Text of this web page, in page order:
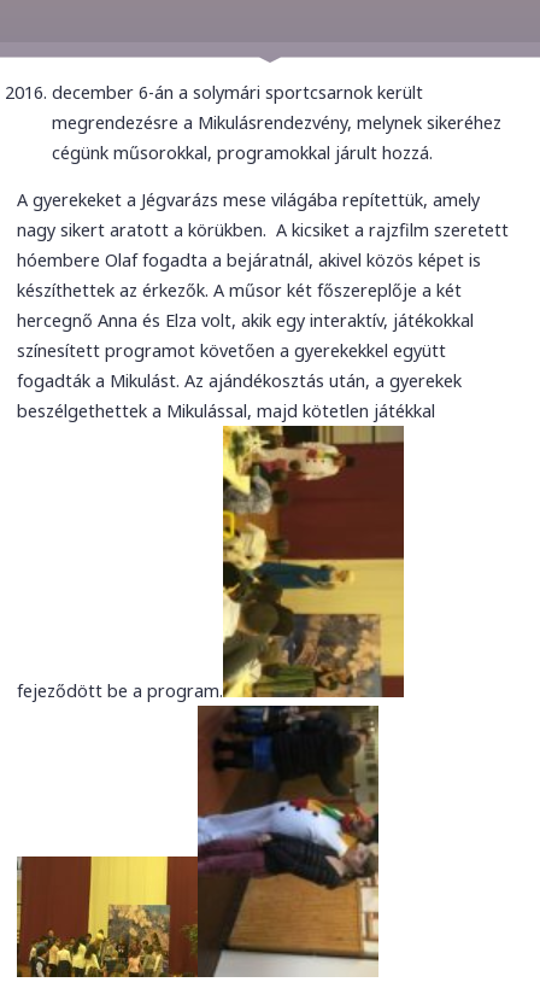
december 6-án a solymári sportcsarnok került
megrendezésre a Mikulásrendezvény, melynek sikeréhez
cégünk műsorokkal, programokkal járult hozzá.
A gyerekeket a Jégvarázs mese világába repítettük, amely
nagy sikert aratott a körükben. A kicsiket a rajzfilm szeretett
hóembere Olaf fogadta a bejáratnál, akivel közös képet is
készíthettek az érkezők. A műsor két főszereplője a két
hercegnő Anna és Elza volt, akik egy interaktív, játékokkal
színesített programot követően a gyerekekkel együtt
fogadták a Mikulást. Az ajándékosztás után, a gyerekek
beszélgethettek a Mikulással, majd kötetlen játékkal
fejeződött be a program.